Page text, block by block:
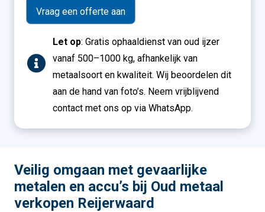
info
Let op: Gratis ophaaldienst van oud ijzer
vanaf 500–1000 kg, afhankelijk van
metaalsoort en kwaliteit. Wij beoordelen dit
aan de hand van foto’s. Neem vrijblijvend
contact met ons op via WhatsApp.
Veilig omgaan met gevaarlijke
metalen en accu’s bij Oud metaal
verkopen Reijerwaard